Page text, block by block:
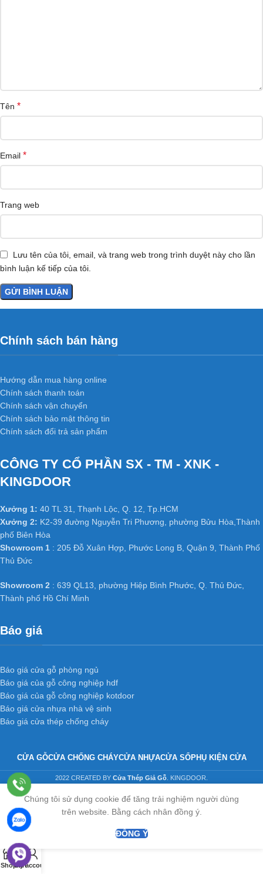
Tên *
Email *
Trang web
Lưu tên của tôi, email, và trang web trong trình duyệt này cho lần
bình luận kế tiếp của tôi.
Chính sách bán hàng
Hướng dẫn mua hàng online
Chính sách thanh toán
Chính sách vận chuyển
Chính sách bảo mật thông tin
Chính sách đổi trả sản phẩm
CÔNG TY CỔ PHẦN SX - TM - XNK -
KINGDOOR
Xưởng 1: 40 TL 31, Thạnh Lộc, Q. 12, Tp.HCM
Xưởng 2: K2-39 đường Nguyễn Tri Phương, phường Bửu Hòa,Thành
phố Biên Hòa
Showroom 1 : 205 Đỗ Xuân Hợp, Phước Long B, Quận 9, Thành Phố
Thủ Đức
Showroom 2 : 639 QL13, phường Hiệp Bình Phước, Q. Thủ Đức,
Thành phố Hồ Chí Minh
Báo giá
Báo giá cửa gỗ phòng ngủ
Báo giá của gỗ công nghiệp hdf
Báo giá của gỗ công nghiệp kotdoor
Báo giá cửa nhựa nhà vệ sinh
Báo giá cửa thép chống cháy
CỬA GỖCỬA CHỐNG CHÁYCỬA NHỰACỬA SỔPHỤ KIỆN CỬA
2022 CREATED BY Cửa Thép Giả Gỗ . KINGDOOR.
Chúng tôi sử dụng cookie để tăng trải nghiệm người dùng
trên website. Bằng cách nhân đồng ý.
ĐỒNG Ý
Shop
0
Cart
My account